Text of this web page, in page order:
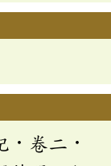
卷二．